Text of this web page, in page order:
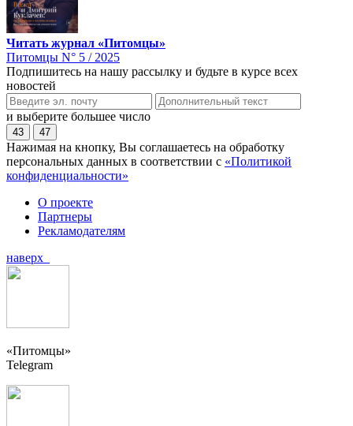
Читать журнал «Питомцы»
Питомцы N° 5 / 2025
Подпишитесь на нашу рассылку и будьте в курсе всех
новостей
и выберите большее число
43 47
Нажимая на кнопку, Вы соглашаетесь на обработку
персональных данных в соответствии с «Политикой
конфиденциальности»
О проекте
Партнеры
Рекламодателям
наверх
«Питомцы»
Telegram